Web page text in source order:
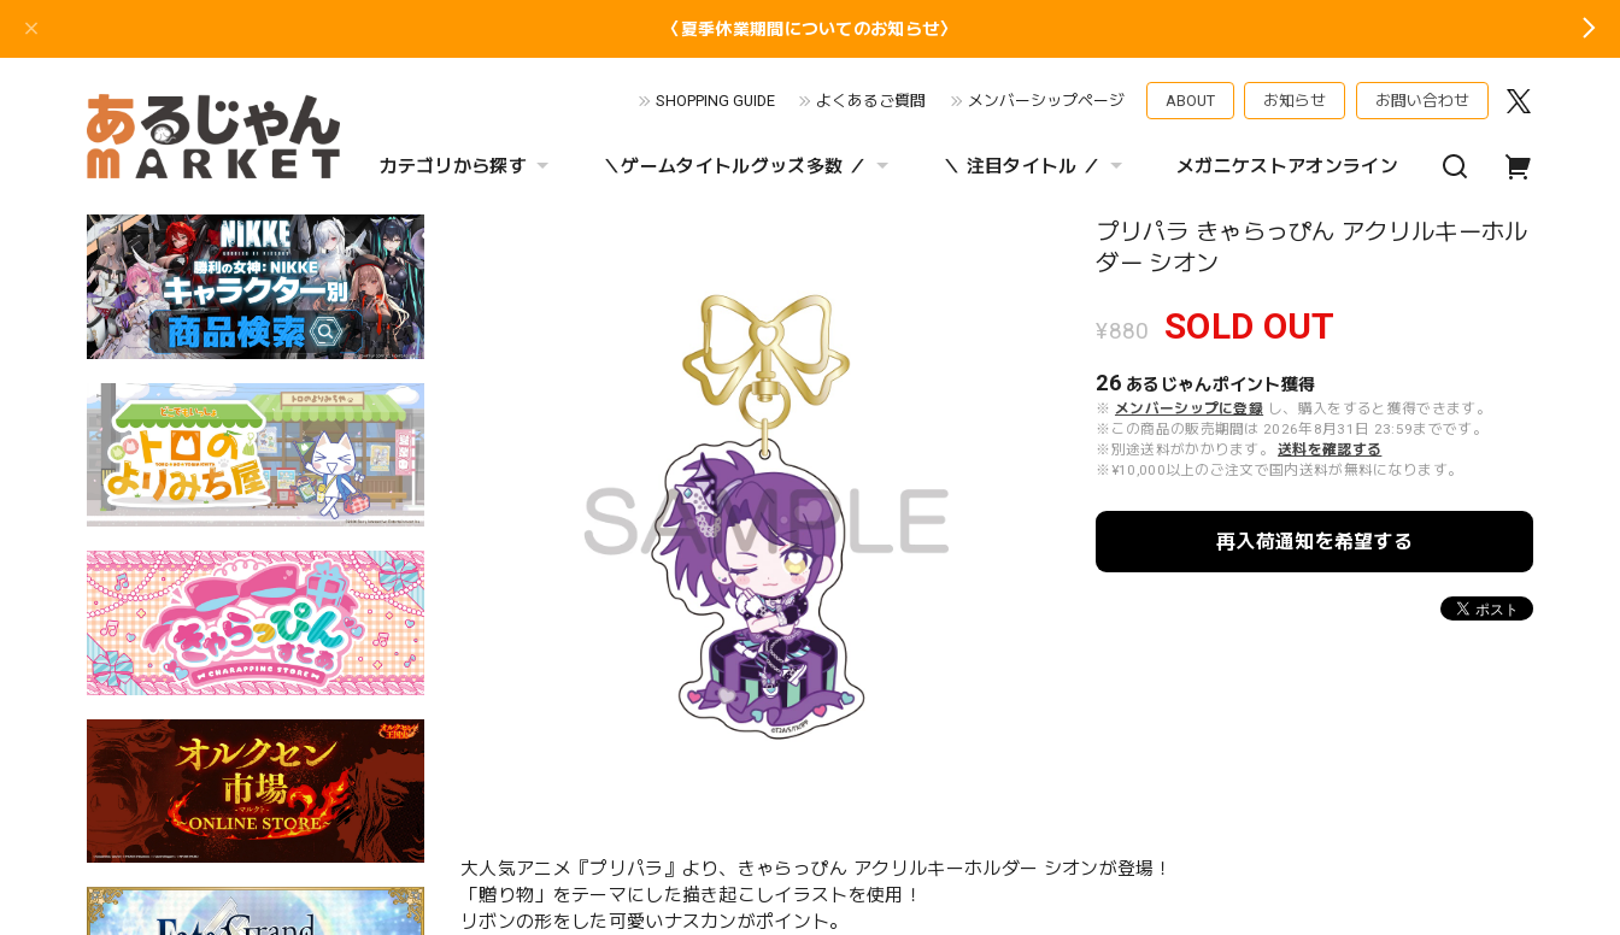
〈夏季休業期間についてのお知らせ〉
SHOPPING GUIDE よくあるご質問 メンバーシップページ ABOUT お知らせ お問い合わせ
カテゴリから探す ＼ゲームタイトルグッズ多数 ／ ＼ 注目タイトル ／ メガニケストアオンライン
プリパラ きゃらっぴん アクリルキーホル
ダー シオン
¥880 SOLD OUT
26 あるじゃんポイント獲得
※ メンバーシップに登録 し、購入をすると獲得できます。
※この商品の販売期間は 2026年8月31日 23:59までです。
※別途送料がかかります。
送料を確認する
※¥10,000以上のご注文で国内送料が無料になります。
再入荷通知を希望する
大人気アニメ『プリパラ』より、きゃらっぴん アクリルキーホルダー シオンが登場！
「贈り物」をテーマにした描き起こしイラストを使用！
リボンの形をした可愛いナスカンがポイント。